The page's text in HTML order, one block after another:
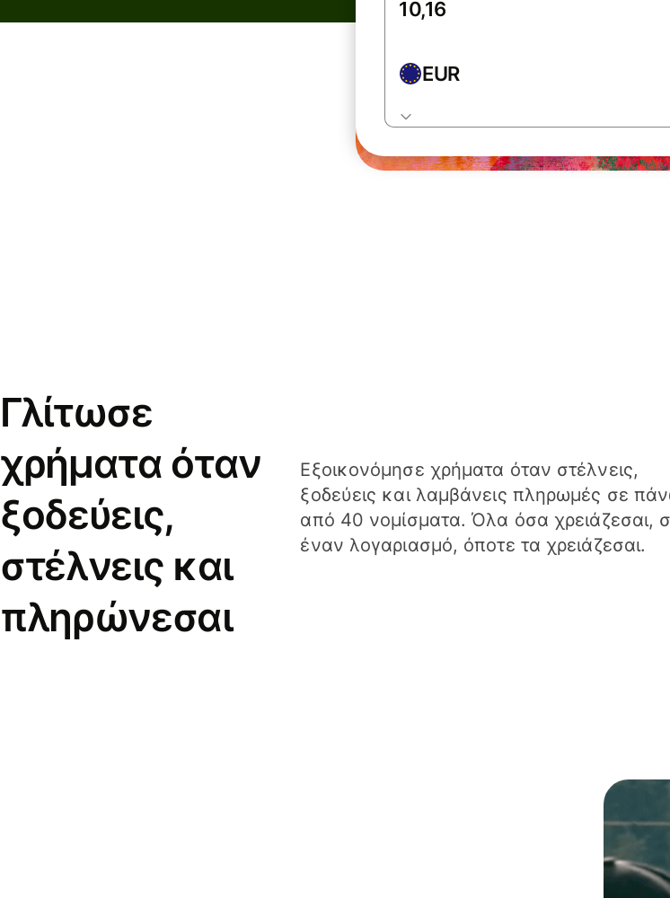
EUR
Γλίτωσε
χρήματα όταν
ξοδεύεις,
στέλνεις και
πληρώνεσαι
Εξοικονόμησε χρήματα όταν στέλνεις,
ξοδεύεις και λαμβάνεις πληρωμές σε
από 40 νομίσματα. Όλα όσα χρειάζεσαι,
έναν λογαριασμό, όποτε τα χρειάζεσαι.